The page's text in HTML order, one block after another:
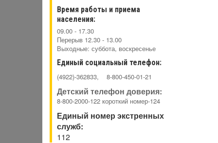
Время работы и приема
населения:
09.00 - 17.30
Перерыв 12.30 - 13.00
Выходные: суббота, воскресенье
Единый социальный телефон:
(4922)-362833, 8-800-450-01-21
Детский телефон доверия:
8-800-2000-122 короткий номер-124
Единый номер экстренных
служб:
112